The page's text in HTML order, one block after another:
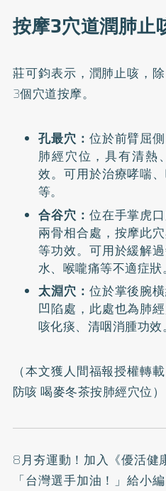
按摩3穴道潤肺止
莊可鈞表示，潤肺止咳，
3個穴道按摩。
孔最穴： 位於前臂屈
肺經穴位，具有清熱
效。可用於治療哮喘
等。
合谷穴： 位在手掌虎
兩骨相合處，按摩此
等功效。可用於緩解
水、喉嚨痛等不適症狀。
太淵穴： 位於掌後腕
凹陷處，此處也為肺
咳化痰、清咽消腫功效。
（本文獲人間福報授權轉
防咳 喝麥冬茶按肺經穴位）
8月夯運動！加入 《優活
「台灣選手加油！」給小